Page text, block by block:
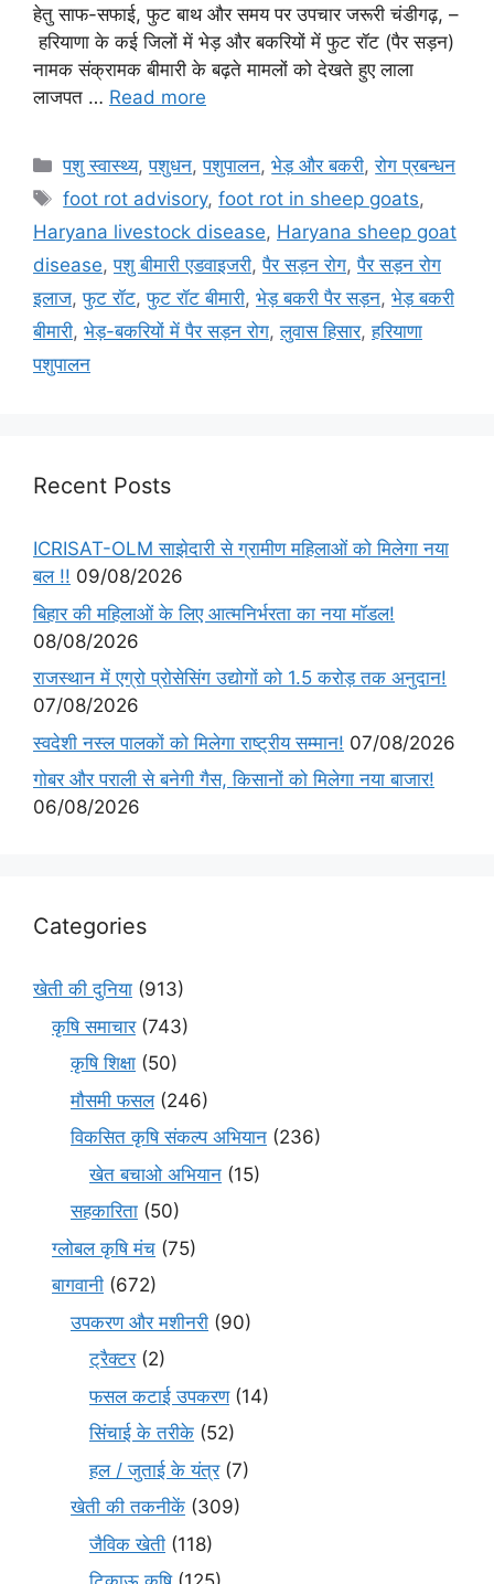
हेतु साफ-सफाई, फुट बाथ और समय पर उपचार जरूरी चंडीगढ़, –
हरियाणा के कई जिलों में भेड़ और बकरियों में फुट रॉट (पैर सड़न)
नामक संक्रामक बीमारी के बढ़ते मामलों को देखते हुए लाला
लाजपत … Read more
पशु स्वास्थ्य,पशुधन,पशुपालन,भेड़ और बकरी,रोग प्रबन्धन
foot rot advisory,foot rot in sheep goats,
Haryana livestock disease, Haryana sheep goat
disease,पशु बीमारी एडवाइजरी,पैर सड़न रोग,पैर सड़न रोग
इलाज,फुट रॉट,फुट रॉट बीमारी, भेड़ बकरी पैर सड़न, भेड़ बकरी
बीमारी, भेड़-बकरियों में पैर सड़न रोग,लुवास हिसार,हरियाणा
पशुपालन
Recent Posts
ICRISAT-OLM साझेदारी से ग्रामीण महिलाओं को मिलेगा नया
बल !! 09/08/2026
बिहार की महिलाओं के लिए आत्मनिर्भरता का नया मॉडल!
08/08/2026
राजस्थान में एग्रो प्रोसेसिंग उद्योगों को 1.5 करोड़ तक अनुदान!
07/08/2026
स्वदेशी नस्ल पालकों को मिलेगा राष्ट्रीय सम्मान! 07/08/2026
गोबर और पराली से बनेगी गैस, किसानों को मिलेगा नया बाजार!
06/08/2026
Categories
खेती की दुनिया (913)
कृषि समाचार(743)
कृषि शिक्षा (50)
मौसमी फसल(246)
विकसित कृषि संकल्प अभियान (236)
खेत बचाओ अभियान (15)
सहकारिता (50)
ग्लोबल कृषि मंच (75)
बागवानी (672)
उपकरण और मशीनरी (90)
ट्रैक्टर(2)
फसल कटाई उपकरण(14)
सिंचाई के तरीके (52)
हल / जुताई के यंत्र(7)
खेती की तकनीकें (309)
जैविक खेती (118)